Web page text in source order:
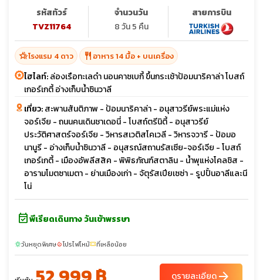
รหัสทัวร์
TVZ11764
จำนวนวัน
8 วัน 5 คืน
สายการบิน
hotel_classโรงแรม 4 ดาว restaurant อาหาร 14 มื้อ + บนเครื่อง
ไฮไลท์:ล่องเรือทะเลดำ นอนคาซเบกี้ ขึ้นกระเช้าป้อมนาริคาล่า โบสถ์
เกอร์เกตี้ อ่างเก็บน้ำซินวาลี
เที่ยว:สะพานสันติภาพ - ป้อมนาริคาล่า - อนุสาวรีย์พระแม่แห่ง
จอร์เจีย - ถนนคนเดินชาเดอนี่ - โบสถ์ตรีนิตี้ - อนุสาวรีย์
ประวัติศาสตร์จอร์เจีย - วิหารสเวติสโคเวลี - วิหารจวารี - ป้อมอ
นานูรี - อ่างเก็บน้ำซินวาลี - อนุสรณ์สถานรัสเซีย-จอร์เจีย - โบสถ์
เกอร์เกตี้ - เมืองอัพลีสสิค - พิพิธภัณฑ์สตาลิน - น้ำพุแห่งโคลชิส -
อารามโมตซาเมตา - ย่านเมืองเก่า - จัตุรัสเปียเซซ่า - รูปปั้นอาลีและนี
โน่
event_availableพีเรียดเดินทาง วันเข้าพรรษา
sunnyวันหยุดพิเศษlocal_fire_departmentโปรไฟไหม้confirmation_numberที่เหลือน้อย
ดูรายละเอียดarrow_forward